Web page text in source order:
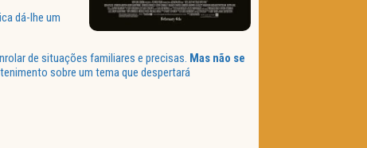
dá-lhe um
de situações familiares e precisas. Mas não se
sobre um tema que despertará